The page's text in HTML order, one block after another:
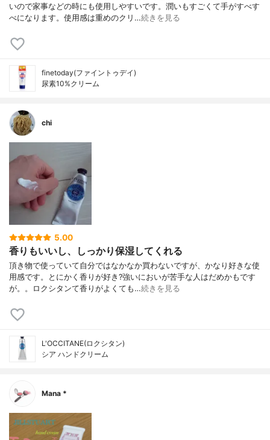
いので家事などの時にも使用しやすいです。潤いもすごくて手がすべす
べになります。使用感は重めのクリ…続きを見る
finetoday(ファイントゥデイ)
尿素10%クリーム
chi
5.00
香りもいいし、しっかり保湿してくれる
頂き物で使っていて自分ではなかなか買わないですが、かなり好きな使
用感です。とにかく香りが好き?強いにおいが苦手な人はだめかもです
が。。ロクシタンて香りがよくても…続きを見る
L'OCCITANE(ロクシタン)
シア ハンドクリーム
Mana *